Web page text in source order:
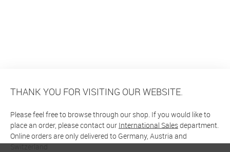
THANK YOU FOR VISITING OUR WEBSITE.
Please feel free to browse through our shop. If you would like to
place an order, please contact our International Salesdepartment.
Online orders are only delivered to Germany, Austria and
Switzerland